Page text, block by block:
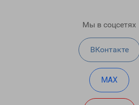
Мы в соцсетях
ВКонтакте
MAX